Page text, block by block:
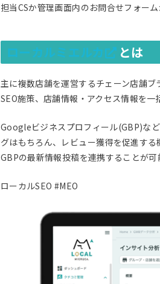
担当CSか管理画面内のお問合せフォー
ローカルミエルカ とは
主に複数店舗を運営するチェーン店舗
SEO施策、店舗情報・アクセス情報を一
Googleビジネスプロフィール(GBP)な
グはもちろん、レビュー獲得を促進す
GBPの最新情報投稿を連携することが可
ローカルSEO #MEO